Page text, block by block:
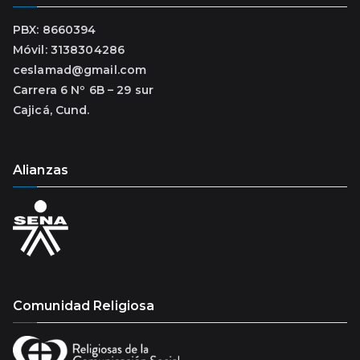
PBX: 8660394
Móvil: 3138304286
ceslamad@gmail.com
Carrera 6 Nº 6B – 29 sur
Cajicá, Cund.
Alianzas
Comunidad Religiosa